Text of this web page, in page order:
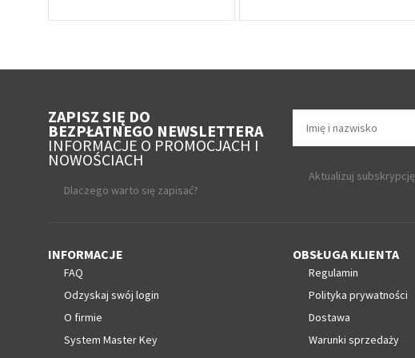
ZAPISZ SIĘ DO
BEZPŁATNEGO NEWSLETTERA
INFORMACJE O PROMOCJACH I
NOWOŚCIACH
Dlaczego warto się zapisać?
Aktualizuj subskrypcję
INFORMACJE
FAQ
Odzyskaj swój login
O firmie
System Master Key
OBSŁUGA KLIENTA
Regulamin
Polityka prywatności
Dostawa
Warunki sprzedaży